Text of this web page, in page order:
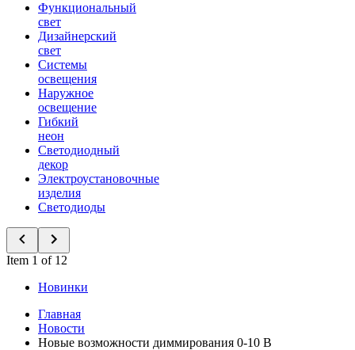
Функциональный
свет
Дизайнерский
свет
Системы
освещения
Наружное
освещение
Гибкий
неон
Светодиодный
декор
Электроустановочные
изделия
Светодиоды
Item 1 of 12
Новинки
Главная
Новости
Новые возможности диммирования 0-10 В